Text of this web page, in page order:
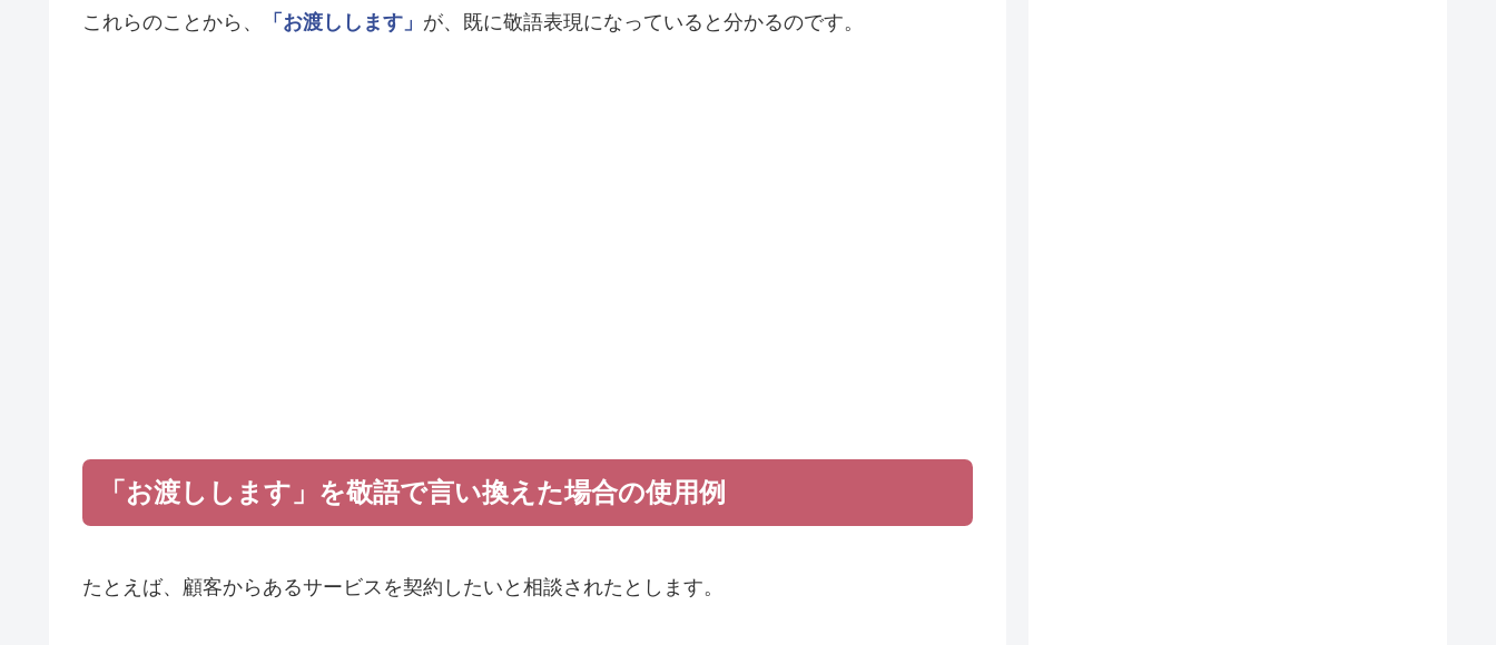
これらのことから、 「お渡しします」 が、既に敬語表現になっていると分かるのです。
「お渡しします」を敬語で言い換えた場合の使用例
たとえば、顧客からあるサービスを契約したいと相談されたとします。